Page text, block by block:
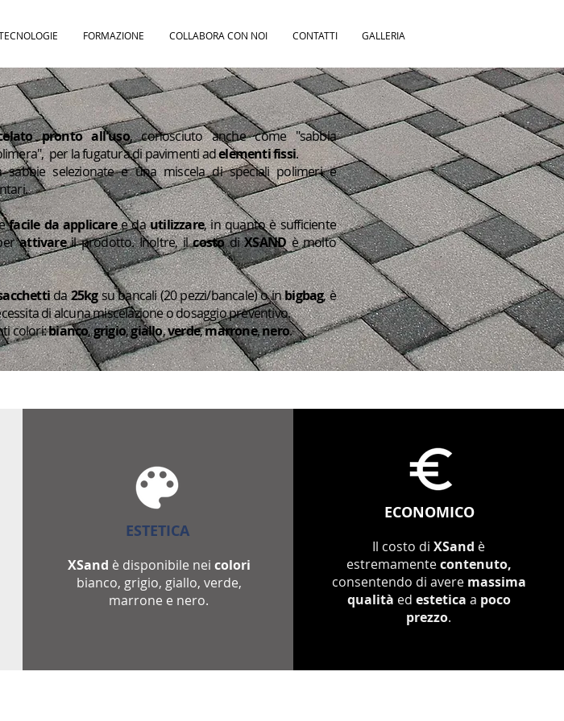
FORMAZIONE COLLABORA CON NOI CONTATTI GALLERIA
pronto all'uso, conosciuto anche come "sabbia
per la fugatura di pavimenti adelementifissi.
sabbie selezionate e una miscela di speciali polimeri e
facile da applicaree dautilizzare, in quanto è sufficiente
attivareil prodotto. Inoltre, ilcostodiXSANDè molto
da25kgsu bancali (20 pezzi/bancale) o inbigbag, è
di alcuna miscelazione o dosaggio preventivo.
colori:bianco,grigio,giallo,verde,marrone,nero.
ESTETICA
XSand è disponibile nei colori
bianco, grigio, giallo, verde,
marrone e nero.
ECONOMICO
Il costo di XSand è
estremamentecontenuto,
consentendo di avere massima
qualità ed estetica a poco
prezzo.